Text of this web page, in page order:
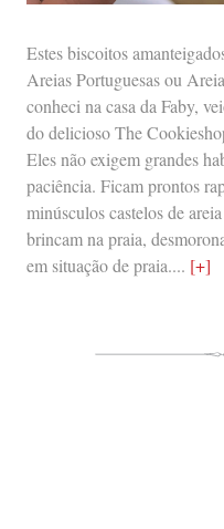
Estes biscoitos
Areias Portuguesas ou
conheci na casa da Faby,
do delicioso The
Eles não exigem grandes
paciência. Ficam prontos
minúsculos castelos de
brincam na praia,
em situação de praia.... [+]